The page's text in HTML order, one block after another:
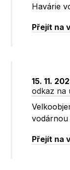
Havárie
Přejít na
15. 11.
odkaz na
vodárnou
Přejít na